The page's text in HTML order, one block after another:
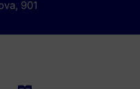
901